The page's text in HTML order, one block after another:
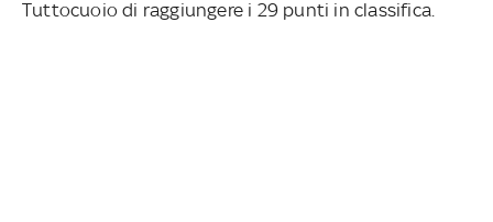
Tuttocuoio di raggiungere i 29 punti in classifica.